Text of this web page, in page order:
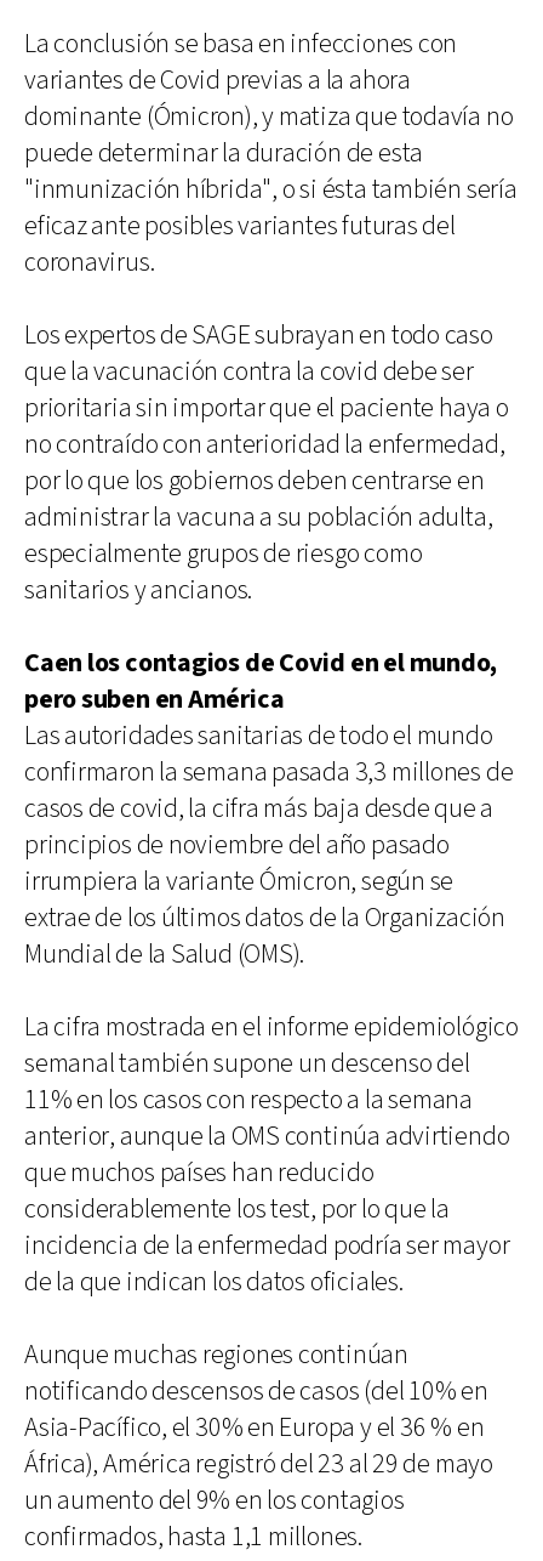
La conclusión se basa en infecciones con
variantes de Covid previas a la ahora
dominante (Ómicron), y matiza que todavía no
puede determinar la duración de esta
"inmunización híbrida", o si ésta también sería
eficaz ante posibles variantes futuras del
coronavirus.
Los expertos de SAGE subrayan en todo caso
que la vacunación contra la covid debe ser
prioritaria sin importar que el paciente haya o
no contraído con anterioridad la enfermedad,
por lo que los gobiernos deben centrarse en
administrar la vacuna a su población adulta,
especialmente grupos de riesgo como
sanitarios y ancianos.
Caen los contagios de Covid en el mundo,
pero suben en América
Las autoridades sanitarias de todo el mundo
confirmaron la semana pasada 3,3 millones de
casos de covid, la cifra más baja desde que a
principios de noviembre del año pasado
irrumpiera la variante Ómicron, según se
extrae de los últimos datos de la Organización
Mundial de la Salud (OMS).
La cifra mostrada en el informe epidemiológico
semanal también supone un descenso del
11% en los casos con respecto a la semana
anterior, aunque la OMS continúa advirtiendo
que muchos países han reducido
considerablemente los test, por lo que la
incidencia de la enfermedad podría ser mayor
de la que indican los datos oficiales.
Aunque muchas regiones continúan
notificando descensos de casos (del 10% en
Asia-Pacífico, el 30% en Europa y el 36 % en
África), América registró del 23 al 29 de mayo
un aumento del 9% en los contagios
confirmados, hasta 1,1 millones.